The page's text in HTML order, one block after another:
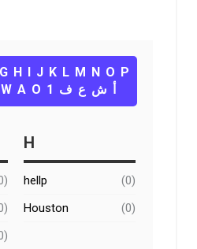
G H I J K L M N O P
W А О أ ش ع ف 1
H
hellp
(0)
Houston
(0)